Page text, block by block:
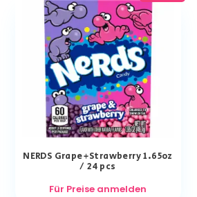
NERDS Grape+Strawberry 1.65oz
/ 24 pcs
Für Preise anmelden